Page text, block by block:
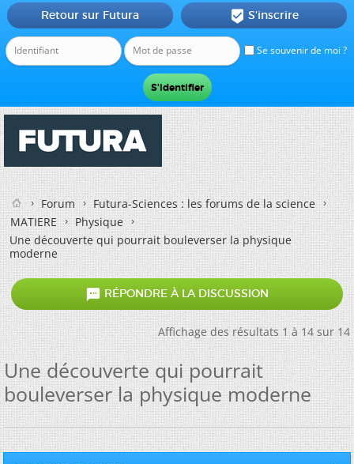
Se souvenir de moi ?
Retour sur Futura  S'inscrire
Forum
Futura-Sciences : les forums de la science
MATIERE
Physique
Une découverte qui pourrait bouleverser la physique
moderne
 RÉPONDRE À LA DISCUSSION
Affichage des résultats 1 à 14 sur 14
Une découverte qui pourrait
bouleverser la physique moderne